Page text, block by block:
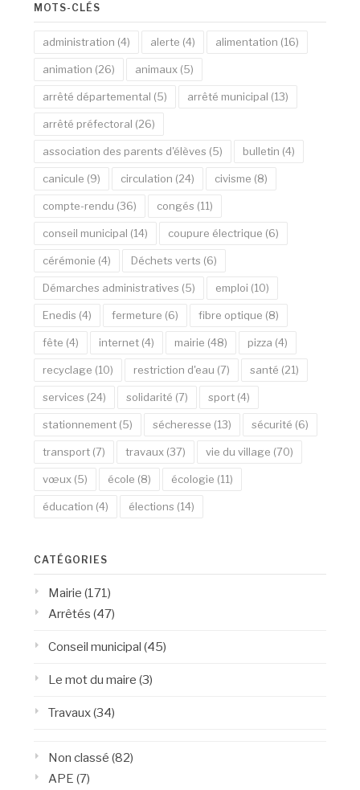
MOTS-CLÉS
administration (4) alerte (4) alimentation (16)
animation (26) animaux (5)
arrêté départemental (5) arrêté municipal (13)
arrêté préfectoral (26)
association des parents d'élèves (5) bulletin (4)
canicule (9) circulation (24) civisme (8)
compte-rendu (36) congés (11)
conseil municipal (14) coupure électrique (6)
cérémonie (4) Déchets verts (6)
Démarches administratives (5) emploi (10)
Enedis (4) fermeture (6) fibre optique (8)
fête (4) internet (4) mairie (48) pizza (4)
recyclage (10) restriction d'eau (7) santé (21)
services (24) solidarité (7) sport (4)
stationnement (5) sécheresse (13) sécurité (6)
transport (7) travaux (37) vie du village (70)
vœux (5) école (8) écologie (11)
éducation (4) élections (14)
CATÉGORIES
Mairie (171)
Arrêtés (47)
Conseil municipal (45)
Le mot du maire (3)
Travaux(34)
Non classé (82)
APE (7)